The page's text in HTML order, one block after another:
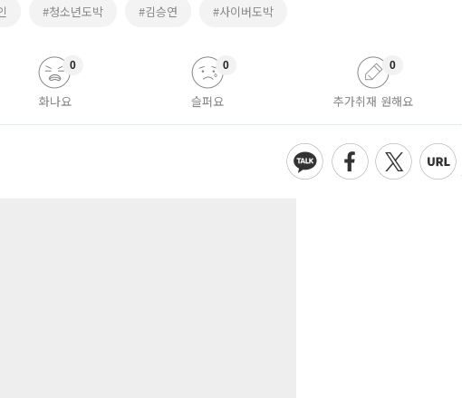
#청소년도박 #김승연 #사이버도박
화나요
0
슬퍼요
0
추가취재 원해요
0